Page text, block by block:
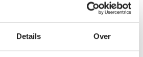
Details Over
de Quality Manager.
en stimuleert
verbetering.